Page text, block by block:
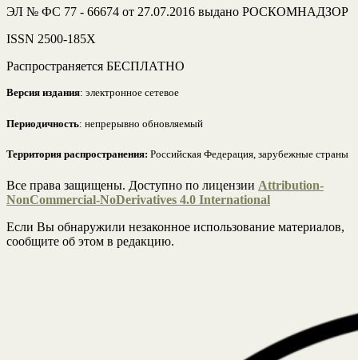
ЭЛ № ФС 77 - 66674 от 27.07.2016 выдано РОСКОМНАДЗОР
ISSN 2500-185Х
Распространяется БЕСПЛАТНО
Версия издания: электронное сетевое
Периодичность: непрерывно обновляемый
Территория распространения: Российская Федерация, зарубежные страны
Все права защищены. Доступно по лицензии Attribution-
NonCommercial-NoDerivatives 4.0 International
Если Вы обнаружили незаконное использование материалов,
сообщите об этом в редакцию.